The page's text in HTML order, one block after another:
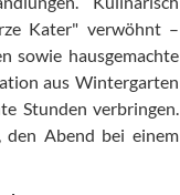
Kater" verwöhnt –
sowie hausgemachte
aus Wintergarten
Stunden verbringen.
den Abend bei einem